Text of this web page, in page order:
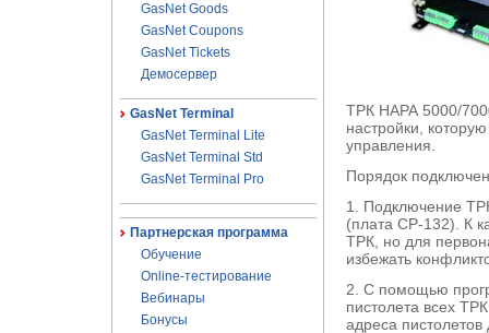
GasNet Goods
GasNet Coupons
GasNet Tickets
Демосервер
GasNet Terminal
GasNet Terminal Lite
GasNet Terminal Std
GasNet Terminal Pro
Партнерская программа
Обучение
Online-тестирование
Вебинары
Бонусы
ТРК НАРА 5000/
настройки,
управления.
Порядок
1. Подключение
(плата CP-132). К
ТРК, но для
избежать
2. С помощью
пистолета всех
адреса